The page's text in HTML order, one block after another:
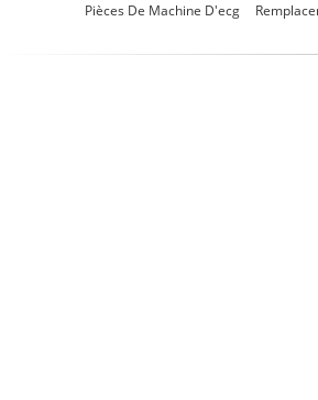
Pièces De Machine D'ecg